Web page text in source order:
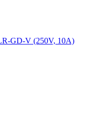
GD-V (250V, 10A)